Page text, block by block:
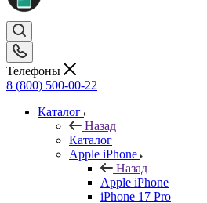
Телефоны
8 (800) 500-00-22
Каталог
Назад
Каталог
Apple iPhone
Назад
Apple iPhone
iPhone 17 Pro